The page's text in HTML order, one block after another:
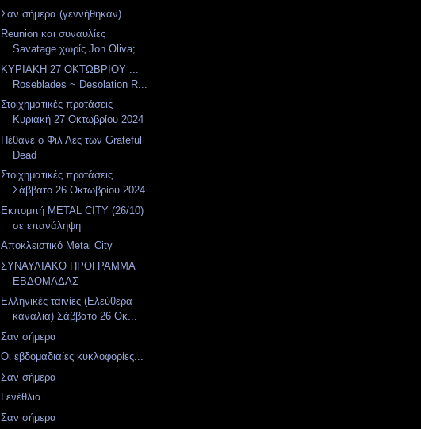
Σαν σήμερα (γεννήθηκαν)
Reunion και συναυλίες
Savatage χωρίς Jon Oliva;
ΚΥΡΙΑΚΗ 27 ΟΚΤΩΒΡΙΟΥ ...
Roseblades ~ Desolation R...
Στοιχηματικές προτάσεις
Κυριακή 27 Οκτωβρίου 2024
Πέθανε ο Φιλ Λες των Grateful
Dead
Στοιχηματικές προτάσεις
Σάββατο 26 Οκτωβρίου 2024
Εκπομπή METAL CITY (26/10)
σε επανάληψη
Αποκλειστικό Metal City
ΣΥΝΑΥΛΙΑΚΟ ΠΡΟΓΡΑΜΜΑ
ΕΒΔΟΜΑΔΑΣ
Ελληνικές ταινίες (Ελεύθερα
κανάλια) Σάββατο 26 Οκ...
Σαν σήμερα
Οι εβδομαδιαίες κυκλοφορίες...
Σαν σήμερα
Γενέθλια
Σαν σήμερα